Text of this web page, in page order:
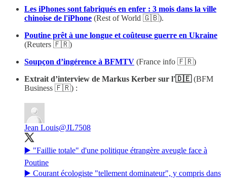
Les iPhones sont fabriqués en enfer : 3 mois dans la ville
chinoise de l'iPhone (Rest of World 🇬🇧).
Poutine prêt à une longue et coûteuse guerre en Ukraine
(Reuters 🇫🇷)
Soupçon d’ingérence à BFMTV (France info 🇫🇷)
Extrait d’interview de Markus Kerber sur l'🇩🇪(BFM
Business 🇫🇷) :
Jean Louis@JL7508
▶️ "Faillie totale" d'une politique étrangère aveugle face à
Poutine
▶️ Courant écologiste "tellement dominateur", y compris dans